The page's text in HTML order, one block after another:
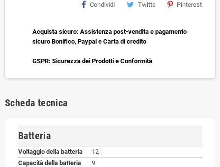
Condividi Twitta Pinterest
Acquista sicuro: Assistenza post-vendita e pagamento
sicuro Bonifico, Paypal e Carta di credito
GSPR: Sicurezza dei Prodotti e Conformità
Scheda tecnica
Batteria
Voltaggio della batteria
12
Capacità della batteria
9